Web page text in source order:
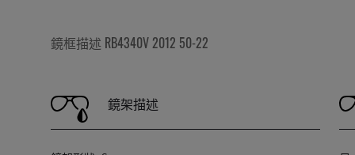
鏡框描述 RB4340V 2012 50-22
鏡架描述